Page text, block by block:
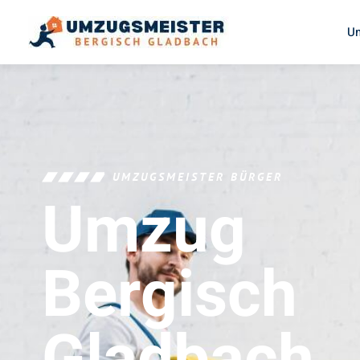
UMZUGSMEISTER BÜRGER
Umzug
Bergisch